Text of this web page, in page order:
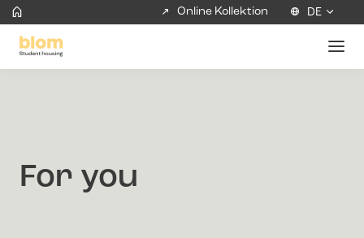
Online Kollektion DE
For you